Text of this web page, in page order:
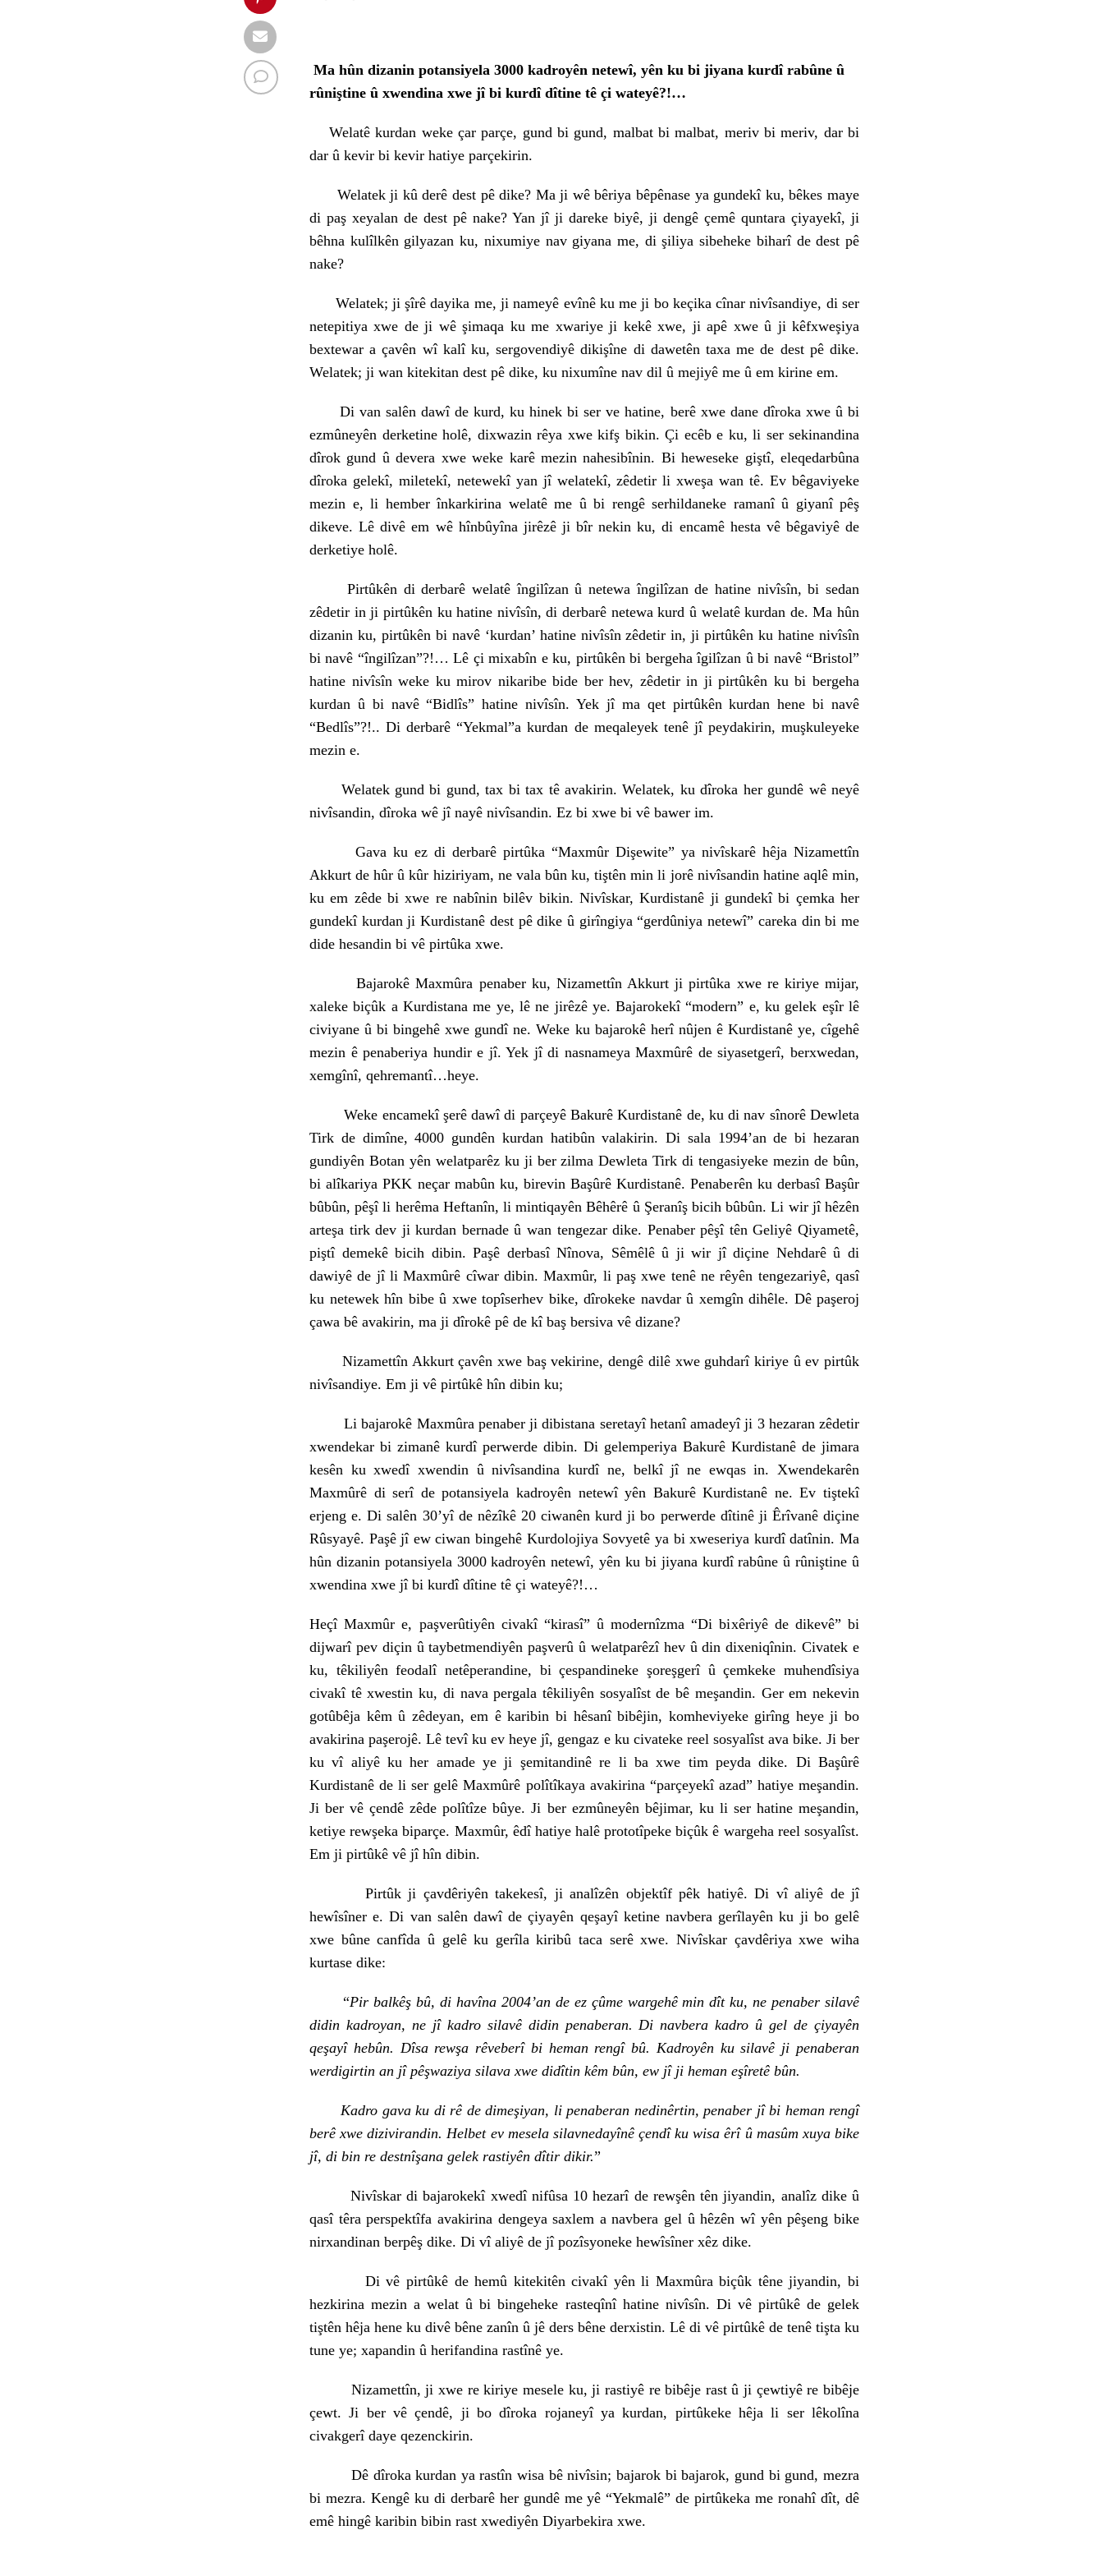
Ma hûn dizanin potansiyela 3000 kadroyên netewî, yên ku bi jiyana kurdî rabûne û
rûniştine û xwendina xwe jî bi kurdî dîtine tê çi wateyê?!…
Welatê kurdan weke çar parçe, gund bi gund, malbat bi malbat, meriv bi meriv, dar bi
dar û kevir bi kevir hatiye parçekirin.
Welatek ji kû derê dest pê dike? Ma ji wê bêriya bêpênase ya gundekî ku, bêkes maye
di paş xeyalan de dest pê nake? Yan jî ji dareke biyê, ji dengê çemê quntara çiyayekî, ji
bêhna kulîlkên gilyazan ku, nixumiye nav giyana me, di şiliya sibeheke biharî de dest pê
nake?
Welatek; ji şîrê dayika me, ji nameyê evînê ku me ji bo keçika cînar nivîsandiye, di ser
netepitiya xwe de ji wê şimaqa ku me xwariye ji kekê xwe, ji apê xwe û ji kêfxweşiya
bextewar a çavên wî kalî ku, sergovendiyê dikişîne di dawetên taxa me de dest pê dike.
Welatek; ji wan kitekitan dest pê dike, ku nixumîne nav dil û mejiyê me û em kirine em.
Di van salên dawî de kurd, ku hinek bi ser ve hatine, berê xwe dane dîroka xwe û bi
ezmûneyên derketine holê, dixwazin rêya xwe kifş bikin. Çi ecêb e ku, li ser sekinandina
dîrok gund û devera xwe weke karê mezin nahesibînin. Bi heweseke giştî, eleqedarbûna
dîroka gelekî, miletekî, netewekî yan jî welatekî, zêdetir li xweşa wan tê. Ev bêgaviyeke
mezin e, li hember înkarkirina welatê me û bi rengê serhildaneke ramanî û giyanî pêş
dikeve. Lê divê em wê hînbûyîna jirêzê ji bîr nekin ku, di encamê hesta vê bêgaviyê de
derketiye holê.
Pirtûkên di derbarê welatê îngilîzan û netewa îngilîzan de hatine nivîsîn, bi sedan
zêdetir in ji pirtûkên ku hatine nivîsîn, di derbarê netewa kurd û welatê kurdan de. Ma hûn
dizanin ku, pirtûkên bi navê ‘kurdan’ hatine nivîsîn zêdetir in, ji pirtûkên ku hatine nivîsîn
bi navê “îngilîzan”?!… Lê çi mixabîn e ku, pirtûkên bi bergeha îgilîzan û bi navê “Bristol”
hatine nivîsîn weke ku mirov nikaribe bide ber hev, zêdetir in ji pirtûkên ku bi bergeha
kurdan û bi navê “Bidlîs” hatine nivîsîn. Yek jî ma qet pirtûkên kurdan hene bi navê
“Bedlîs”?!.. Di derbarê “Yekmal”a kurdan de meqaleyek tenê jî peydakirin, muşkuleyeke
mezin e.
Welatek gund bi gund, tax bi tax tê avakirin. Welatek, ku dîroka her gundê wê neyê
nivîsandin, dîroka wê jî nayê nivîsandin. Ez bi xwe bi vê bawer im.
Gava ku ez di derbarê pirtûka “Maxmûr Dişewite” ya nivîskarê hêja Nizamettîn
Akkurt de hûr û kûr hiziriyam, ne vala bûn ku, tiştên min li jorê nivîsandin hatine aqlê min,
ku em zêde bi xwe re nabînin bilêv bikin. Nivîskar, Kurdistanê ji gundekî bi çemka her
gundekî kurdan ji Kurdistanê dest pê dike û girîngiya “gerdûniya netewî” careka din bi me
dide hesandin bi vê pirtûka xwe.
Bajarokê Maxmûra penaber ku, Nizamettîn Akkurt ji pirtûka xwe re kiriye mijar,
xaleke biçûk a Kurdistana me ye, lê ne jirêzê ye. Bajarokekî “modern” e, ku gelek eşîr lê
civiyane û bi bingehê xwe gundî ne. Weke ku bajarokê herî nûjen ê Kurdistanê ye, cîgehê
mezin ê penaberiya hundir e jî. Yek jî di nasnameya Maxmûrê de siyasetgerî, berxwedan,
xemgînî, qehremantî…heye.
Weke encamekî şerê dawî di parçeyê Bakurê Kurdistanê de, ku di nav sînorê Dewleta
Tirk de dimîne, 4000 gundên kurdan hatibûn valakirin. Di sala 1994’an de bi hezaran
gundiyên Botan yên welatparêz ku ji ber zilma Dewleta Tirk di tengasiyeke mezin de bûn,
bi alîkariya PKK neçar mabûn ku, birevin Başûrê Kurdistanê. Penaberên ku derbasî Başûr
bûbûn, pêşî li herêma Heftanîn, li mintiqayên Bêhêrê û Şeranîş bicih bûbûn. Li wir jî hêzên
arteşa tirk dev ji kurdan bernade û wan tengezar dike. Penaber pêşî tên Geliyê Qiyametê,
piştî demekê bicih dibin. Paşê derbasî Nînova, Sêmêlê û ji wir jî diçine Nehdarê û di
dawiyê de jî li Maxmûrê cîwar dibin. Maxmûr, li paş xwe tenê ne rêyên tengezariyê, qasî
ku netewek hîn bibe û xwe topîserhev bike, dîrokeke navdar û xemgîn dihêle. Dê paşeroj
çawa bê avakirin, ma ji dîrokê pê de kî baş bersiva vê dizane?
Nizamettîn Akkurt çavên xwe baş vekirine, dengê dilê xwe guhdarî kiriye û ev pirtûk
nivîsandiye. Em ji vê pirtûkê hîn dibin ku;
Li bajarokê Maxmûra penaber ji dibistana seretayî hetanî amadeyî ji 3 hezaran zêdetir
xwendekar bi zimanê kurdî perwerde dibin. Di gelemperiya Bakurê Kurdistanê de jimara
kesên ku xwedî xwendin û nivîsandina kurdî ne, belkî jî ne ewqas in. Xwendekarên
Maxmûrê di serî de potansiyela kadroyên netewî yên Bakurê Kurdistanê ne. Ev tiştekî
erjeng e. Di salên 30’yî de nêzîkê 20 ciwanên kurd ji bo perwerde dîtinê ji Êrîvanê diçine
Rûsyayê. Paşê jî ew ciwan bingehê Kurdolojiya Sovyetê ya bi xweseriya kurdî datînin. Ma
hûn dizanin potansiyela 3000 kadroyên netewî, yên ku bi jiyana kurdî rabûne û rûniştine û
xwendina xwe jî bi kurdî dîtine tê çi wateyê?!…
Heçî Maxmûr e, paşverûtiyên civakî “kirasî” û modernîzma “Di bixêriyê de dikevê” bi
dijwarî pev diçin û taybetmendiyên paşverû û welatparêzî hev û din dixeniqînin. Civatek e
ku, têkiliyên feodalî netêperandine, bi çespandineke şoreşgerî û çemkeke muhendîsiya
civakî tê xwestin ku, di nava pergala têkiliyên sosyalîst de bê meşandin. Ger em nekevin
gotûbêja kêm û zêdeyan, em ê karibin bi hêsanî bibêjin, komheviyeke girîng heye ji bo
avakirina paşerojê. Lê tevî ku ev heye jî, gengaz e ku civateke reel sosyalîst ava bike. Ji ber
ku vî aliyê ku her amade ye ji şemitandinê re li ba xwe tim peyda dike. Di Başûrê
Kurdistanê de li ser gelê Maxmûrê polîtîkaya avakirina “parçeyekî azad” hatiye meşandin.
Ji ber vê çendê zêde polîtîze bûye. Ji ber ezmûneyên bêjimar, ku li ser hatine meşandin,
ketiye rewşeka biparçe. Maxmûr, êdî hatiye halê prototîpeke biçûk ê wargeha reel sosyalîst.
Em ji pirtûkê vê jî hîn dibin.
Pirtûk ji çavdêriyên takekesî, ji analîzên objektîf pêk hatiyê. Di vî aliyê de jî
hewîsîner e. Di van salên dawî de çiyayên qeşayî ketine navbera gerîlayên ku ji bo gelê
xwe bûne canfîda û gelê ku gerîla kiribû taca serê xwe. Nivîskar çavdêriya xwe wiha
kurtase dike:
“Pir balkêş bû, di havîna 2004’an de ez çûme wargehê min dît ku, ne penaber silavê
didin kadroyan, ne jî kadro silavê didin penaberan. Di navbera kadro û gel de çiyayên
qeşayî hebûn. Dîsa rewşa rêveberî bi heman rengî bû. Kadroyên ku silavê ji penaberan
werdigirtin an jî pêşwaziya silava xwe didîtin kêm bûn, ew jî ji heman eşîretê bûn.
Kadro gava ku di rê de dimeşiyan, li penaberan nedinêrtin, penaber jî bi heman rengî
berê xwe dizivirandin. Helbet ev mesela silavnedayînê çendî ku wisa êrî û masûm xuya bike
jî, di bin re destnîşana gelek rastiyên dîtir dikir.”
Nivîskar di bajarokekî xwedî nifûsa 10 hezarî de rewşên tên jiyandin, analîz dike û
qasî têra perspektîfa avakirina dengeya saxlem a navbera gel û hêzên wî yên pêşeng bike
nirxandinan berpêş dike. Di vî aliyê de jî pozîsyoneke hewîsîner xêz dike.
Di vê pirtûkê de hemû kitekitên civakî yên li Maxmûra biçûk têne jiyandin, bi
hezkirina mezin a welat û bi bingeheke rasteqînî hatine nivîsîn. Di vê pirtûkê de gelek
tiştên hêja hene ku divê bêne zanîn û jê ders bêne derxistin. Lê di vê pirtûkê de tenê tişta ku
tune ye; xapandin û herifandina rastînê ye.
Nizamettîn, ji xwe re kiriye mesele ku, ji rastiyê re bibêje rast û ji çewtiyê re bibêje
çewt. Ji ber vê çendê, ji bo dîroka rojaneyî ya kurdan, pirtûkeke hêja li ser lêkolîna
civakgerî daye qezenckirin.
Dê dîroka kurdan ya rastîn wisa bê nivîsin; bajarok bi bajarok, gund bi gund, mezra
bi mezra. Kengê ku di derbarê her gundê me yê “Yekmalê” de pirtûkeka me ronahî dît, dê
emê hingê karibin bibin rast xwediyên Diyarbekira xwe.